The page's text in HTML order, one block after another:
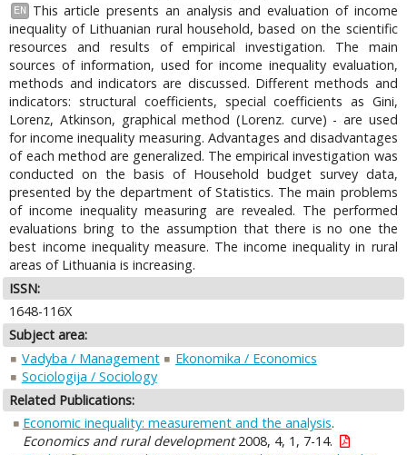
EN
This article presents an analysis and evaluation of income
inequality of Lithuanian rural household, based on the scientific
resources and results of empirical investigation. The main
sources of information, used for income inequality evaluation,
methods and indicators are discussed. Different methods and
indicators: structural coefficients, special coefficients as Gini,
Lorenz, Atkinson, graphical method (Lorenz. curve) - are used
for income inequality measuring. Advantages and disadvantages
of each method are generalized. The empirical investigation was
conducted on the basis of Household budget survey data,
presented by the department of Statistics. The main problems
of income inequality measuring are revealed. The performed
evaluations bring to the assumption that there is no one the
best income inequality measure. The income inequality in rural
areas of Lithuania is increasing.
ISSN:
1648-116X
Subject area:
Vadyba / Management
Ekonomika / Economics
Sociologija / Sociology
Related Publications:
Economic inequality: measurement and the analysis.
Economics and rural development2008, 4, 1, 7-14.